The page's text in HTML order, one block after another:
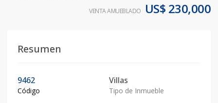
VENTA AMUEBLADO US$ 230,000
Resumen
9462
Código
Villas
Tipo de Inmueble